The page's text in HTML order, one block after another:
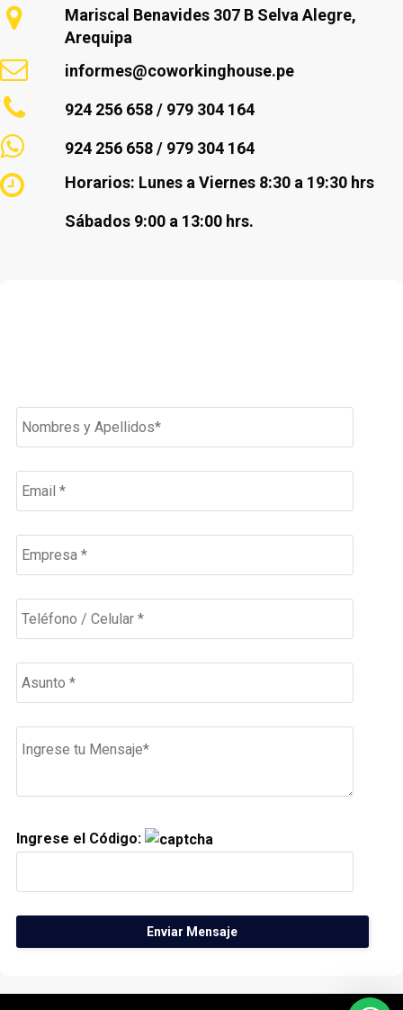
Mariscal Benavides 307 B Selva Alegre,
Arequipa
informes@coworkinghouse.pe
924 256 658 / 979 304 164
924 256 658 / 979 304 164
Horarios: Lunes a Viernes 8:30 a 19:30 hrs
Sábados 9:00 a 13:00 hrs.
Ingrese el Código: